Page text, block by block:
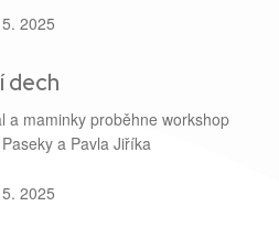
2025
dech
a maminky proběhne workshop
a Pavla Jiříka
2025